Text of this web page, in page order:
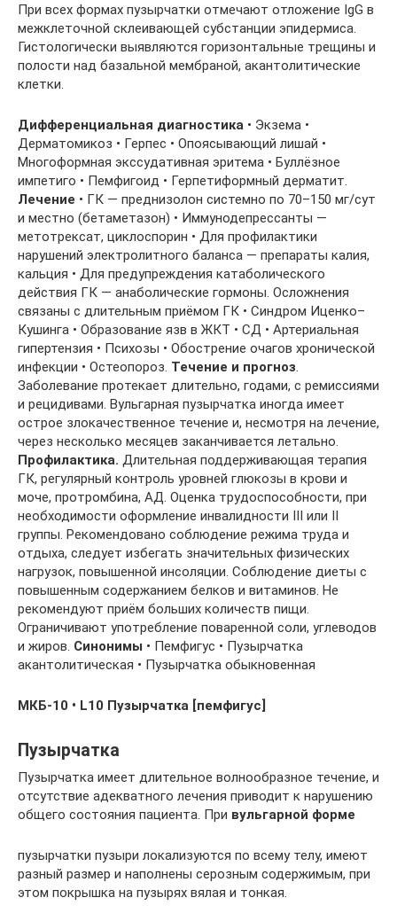
При всех формах пузырчатки отмечают отложение IgG в
межклеточной склеивающей субстанции эпидермиса.
Гистологически выявляются горизонтальные трещины и
полости над базальной мембраной, акантолитические
клетки.
Дифференциальная диагностика • Экзема •
Дерматомикоз • Герпес • Опоясывающий лишай •
Многоформная экссудативная эритема • Буллёзное
импетиго • Пемфигоид • Герпетиформный дерматит.
Лечение • ГК — преднизолон системно по 70–150 мг/сут
и местно (бетаметазон) • Иммунодепрессанты —
метотрексат, циклоспорин • Для профилактики
нарушений электролитного баланса — препараты калия,
кальция • Для предупреждения катаболического
действия ГК — анаболические гормоны. Осложнения
связаны с длительным приёмом ГК • Синдром Иценко–
Кушинга • Образование язв в ЖКТ • СД • Артериальная
гипертензия • Психозы • Обострение очагов хронической
инфекции • Остеопороз. Течение и прогноз.
Заболевание протекает длительно, годами, с ремиссиями
и рецидивами. Вульгарная пузырчатка иногда имеет
острое злокачественное течение и, несмотря на лечение,
через несколько месяцев заканчивается летально.
Профилактика. Длительная поддерживающая терапия
ГК, регулярный контроль уровней глюкозы в крови и
моче, протромбина, АД. Оценка трудоспособности, при
необходимости оформление инвалидности III или II
группы. Рекомендовано соблюдение режима труда и
отдыха, следует избегать значительных физических
нагрузок, повышенной инсоляции. Соблюдение диеты с
повышенным содержанием белков и витаминов. Не
рекомендуют приём больших количеств пищи.
Ограничивают употребление поваренной соли, углеводов
и жиров. Синонимы • Пемфигус • Пузырчатка
акантолитическая • Пузырчатка обыкновенная
МКБ-10 • L10 Пузырчатка [пемфигус]
Пузырчатка
Пузырчатка имеет длительное волнообразное течение, и
отсутствие адекватного лечения приводит к нарушению
общего состояния пациента. При вульгарной форме
пузырчатки пузыри локализуются по всему телу, имеют
разный размер и наполнены серозным содержимым, при
этом покрышка на пузырях вялая и тонкая.